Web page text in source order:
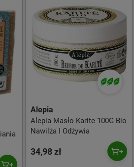
Alepia
Alepia Masło Karite 100G Bio
Nawilża I Odżywia
34,98 zł